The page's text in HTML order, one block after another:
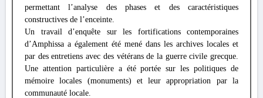
permettant l’analyse des phases et des caractéristiques
constructives de l’enceinte.
Un travail d’enquête sur les fortifications contemporaines
d’Amphissa a également été mené dans les archives locales et
par des entretiens avec des vétérans de la guerre civile grecque.
Une attention particulière a été portée sur les politiques de
mémoire locales (monuments) et leur appropriation par la
communauté locale.